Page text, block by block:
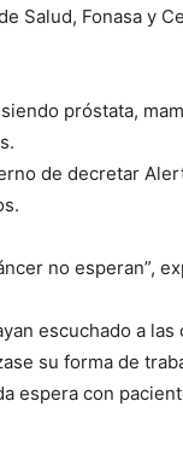
Salud, Fonasa y
próstata,
de decretar
no esperan”,
escuchado a las
su forma de
espera con